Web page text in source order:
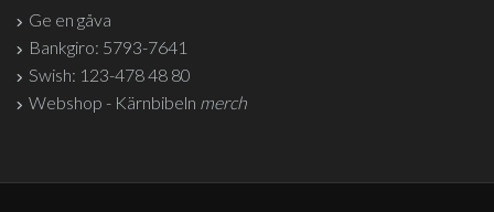
Ge en gåva
Bankgiro: 5793-7641
Swish: 123-478 48 80
Webshop - Kärnbibeln merch